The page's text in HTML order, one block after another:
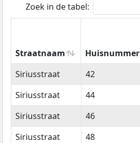
Zoek in de tabel:
Straatnaam Huisnummer
Straatnaam
Huisnummer
Siriusstraat 42
Siriusstraat
44
Siriusstraat
46
Siriusstraat
48